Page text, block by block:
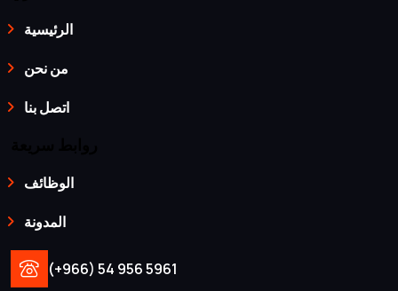
الرئيسية
من نحن
اتصل بنا
الوظائف
المدونة
(+966) 54 956 5961